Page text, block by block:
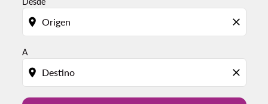
location_on close
A
location_on close